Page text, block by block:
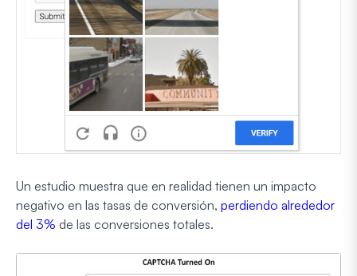
Un estudio muestra que en realidad tienen un impacto
negativo en las tasas de conversión, perdiendo alrededor
del 3% de las conversiones totales.